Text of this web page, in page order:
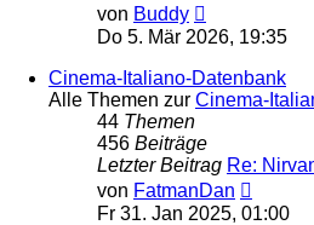
von Buddy
Beitrag
Do 5. Mär 2026, 19:35
Cinema-Italiano-Datenbank
Alle Themen zur Cinema-
44 Themen
456 Beiträge
Letzter Beitrag Re:
von FatmanDan
Beitrag
Fr 31. Jan 2025, 01:00